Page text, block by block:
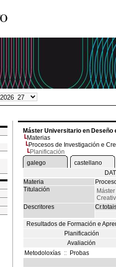
Máster Universitario en Deseño
Materias
Procesos de Investigación e
Planificación
galego
castellano
Materia
Titulación
Descritores
Resultados de Formación e
Planificación
Avaliación
Metodoloxías :: Probas